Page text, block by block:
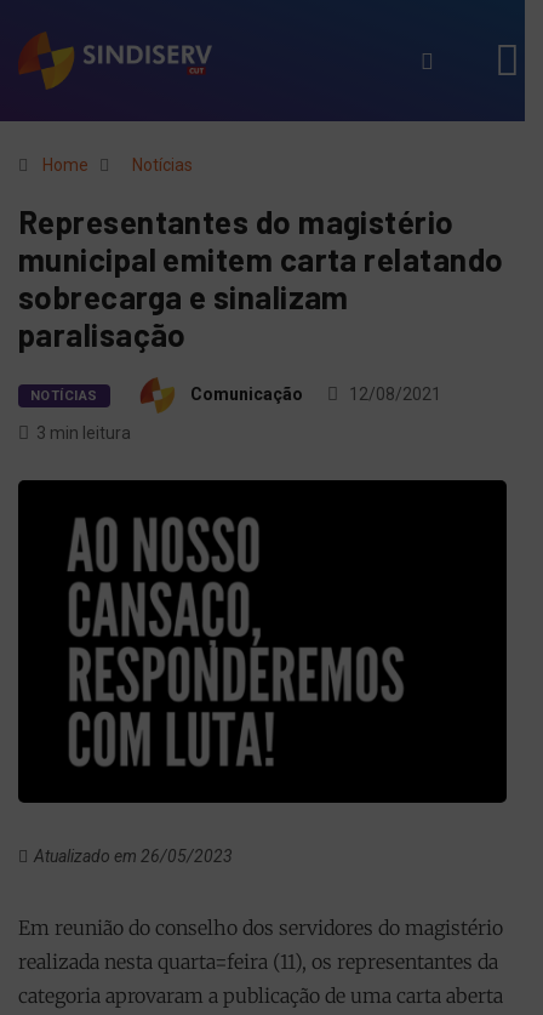
Home Notícias
Representantes do magistério
municipal emitem carta relatando
sobrecarga e sinalizam
paralisação
NOTÍCIAS Comunicação
12/08/2021
3 min leitura
Atualizado em 26/05/2023
Em reunião do conselho dos servidores do magistério
realizada nesta quarta=feira (11), os representantes da
categoria aprovaram a publicação de uma carta aberta